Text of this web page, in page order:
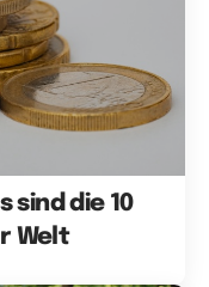
sind die 10
Welt